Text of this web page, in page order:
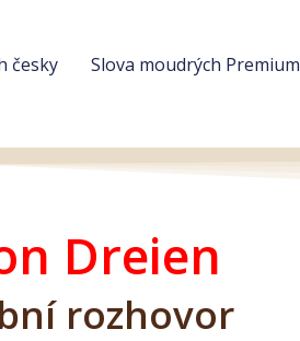
česky Slova moudrých Premium
Dreien
rozhovor